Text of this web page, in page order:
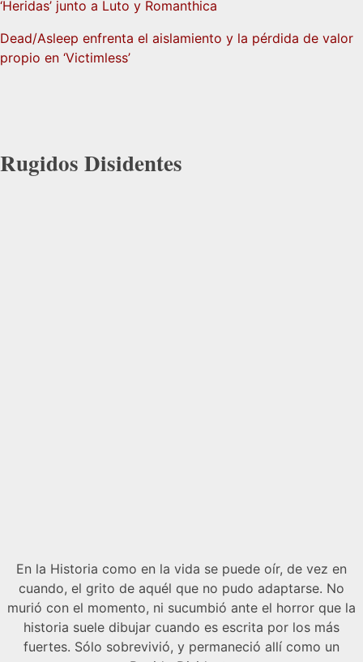
‘Heridas’ junto a Luto y Romanthica
Dead/Asleep enfrenta el aislamiento y la pérdida de valor
propio en ‘Victimless’
Rugidos Disidentes
En la Historia como en la vida se puede oír, de vez en
cuando, el grito de aquél que no pudo adaptarse. No
murió con el momento, ni sucumbió ante el horror que la
historia suele dibujar cuando es escrita por los más
fuertes. Sólo sobrevivió, y permaneció allí como un